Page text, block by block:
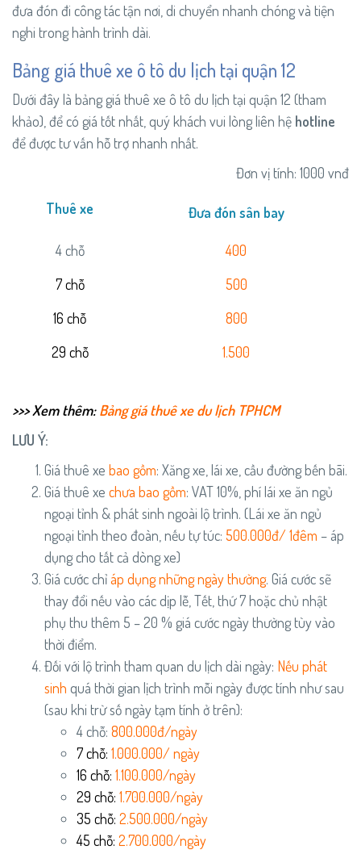
đưa đón đi công tác tận nơi, di chuyển nhanh chóng và tiện
nghi trong hành trình dài.
Bảng giá thuê xe ô tô du lịch tại quận 12
Dưới đây là bảng giá thuê xe ô tô du lịch tại quận 12 (tham
khảo), để có giá tốt nhất, quý khách vui lòng liên hệ hotline
để được tư vấn hỗ trợ nhanh nhất.
Đơn vị tính: 1000 vnđ
Thuê xe
Đưa đón sân bay
4 chỗ
400
7 chỗ
500
16 chỗ
800
29 chỗ
1.500
>>> Xem thêm:Bảng giá thuê xe du lịch TPHCM
LƯU Ý:
Giá thuê xe bao gồm: Xăng xe, lái xe, cầu đường bến bãi.
Giá thuê xe chưa bao gồm: VAT 10%, phí lái xe ăn ngủ
ngoại tỉnh & phát sinh ngoài lộ trình. (Lái xe ăn ngủ
ngoại tỉnh theo đoàn, nếu tự túc: 500.000đ/ 1đêm – áp
dụng cho tất cả dòng xe)
Giá cước chỉáp dụng những ngày thường. Giá cước sẽ
thay đổi nếu vào các dịp lễ, Tết, thứ 7 hoặc chủ nhật
phụ thu thêm 5 – 20 % giá cước ngày thường tùy vào
thời điểm.
Đối với lộ trình tham quan du lịch dài ngày: Nếu phát
sinh quá thời gian lịch trình mỗi ngày được tính như sau
(sau khi trừ số ngày tạm tính ở trên):
4 chỗ: 800.000đ/ngày
7 chỗ: 1.000.000/ ngày
16 chỗ: 1.100.000/ngày
29 chỗ: 1.700.000/ngày
35 chỗ: 2.500.000/ngày
45 chỗ: 2.700.000/ngày